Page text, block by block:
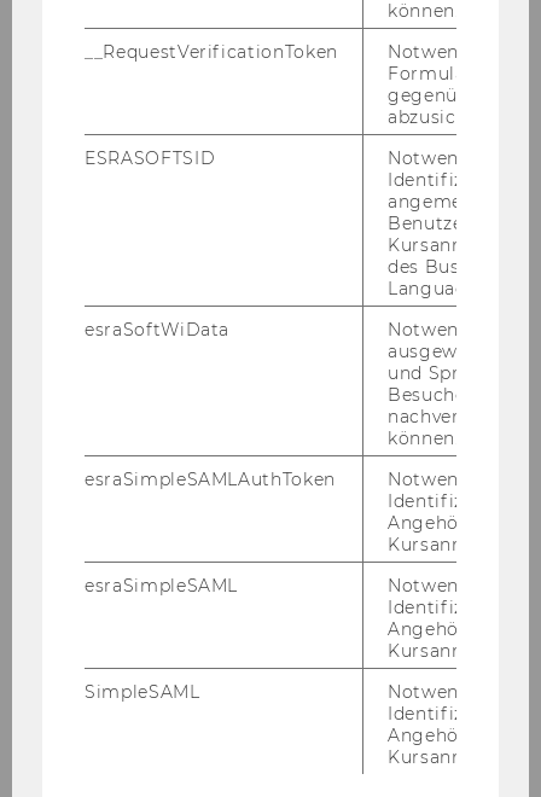
Mag. phil. Beatrice Jann
Administrative Assistenz
beatrice.jann@wu.ac.at
+43-1-31336-4628
Margaryta Storozh, Bakk. phil.
können.
__RequestVerificationToken
Notwendig, um
gegenüber
abzusichern.
ESRASOFTSID
Notwendig zur
Identifizierung
angemeldeten
Benutzers im
des Business
Language
esraSoftWiData
Notwendig um
ausgewählte
und
Besuchers
nachverfolgen
können.
esraSimpleSAMLAuthToken
Notwendig zur
Identifizierung
Angehörige/r für
Kursanmeldung.
esraSimpleSAML
Notwendig zur
Identifizierung
Angehörige/r für
Kursanmeldung.
SimpleSAML
Notwendig zur
Identifizierung
Angehörige/r für
Kursanmeldung.